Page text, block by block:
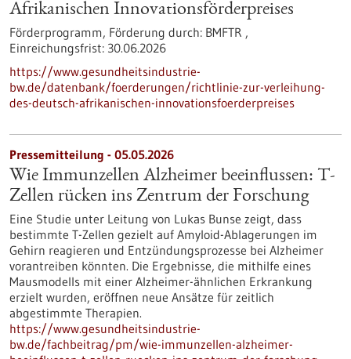
Afrikanischen Innovationsförderpreises
Förderprogramm, Förderung durch: BMFTR ,
Einreichungsfrist: 30.06.2026
https://www.gesundheitsindustrie-
bw.de/datenbank/foerderungen/richtlinie-zur-verleihung-
des-deutsch-afrikanischen-innovationsfoerderpreises
Pressemitteilung - 05.05.2026
Wie Immunzellen Alzheimer beeinflussen: T-
Zellen rücken ins Zentrum der Forschung
Eine Studie unter Leitung von Lukas Bunse zeigt, dass
bestimmte T-Zellen gezielt auf Amyloid-Ablagerungen im
Gehirn reagieren und Entzündungsprozesse bei Alzheimer
vorantreiben könnten. Die Ergebnisse, die mithilfe eines
Mausmodells mit einer Alzheimer-ähnlichen Erkrankung
erzielt wurden, eröffnen neue Ansätze für zeitlich
abgestimmte Therapien.
https://www.gesundheitsindustrie-
bw.de/fachbeitrag/pm/wie-immunzellen-alzheimer-